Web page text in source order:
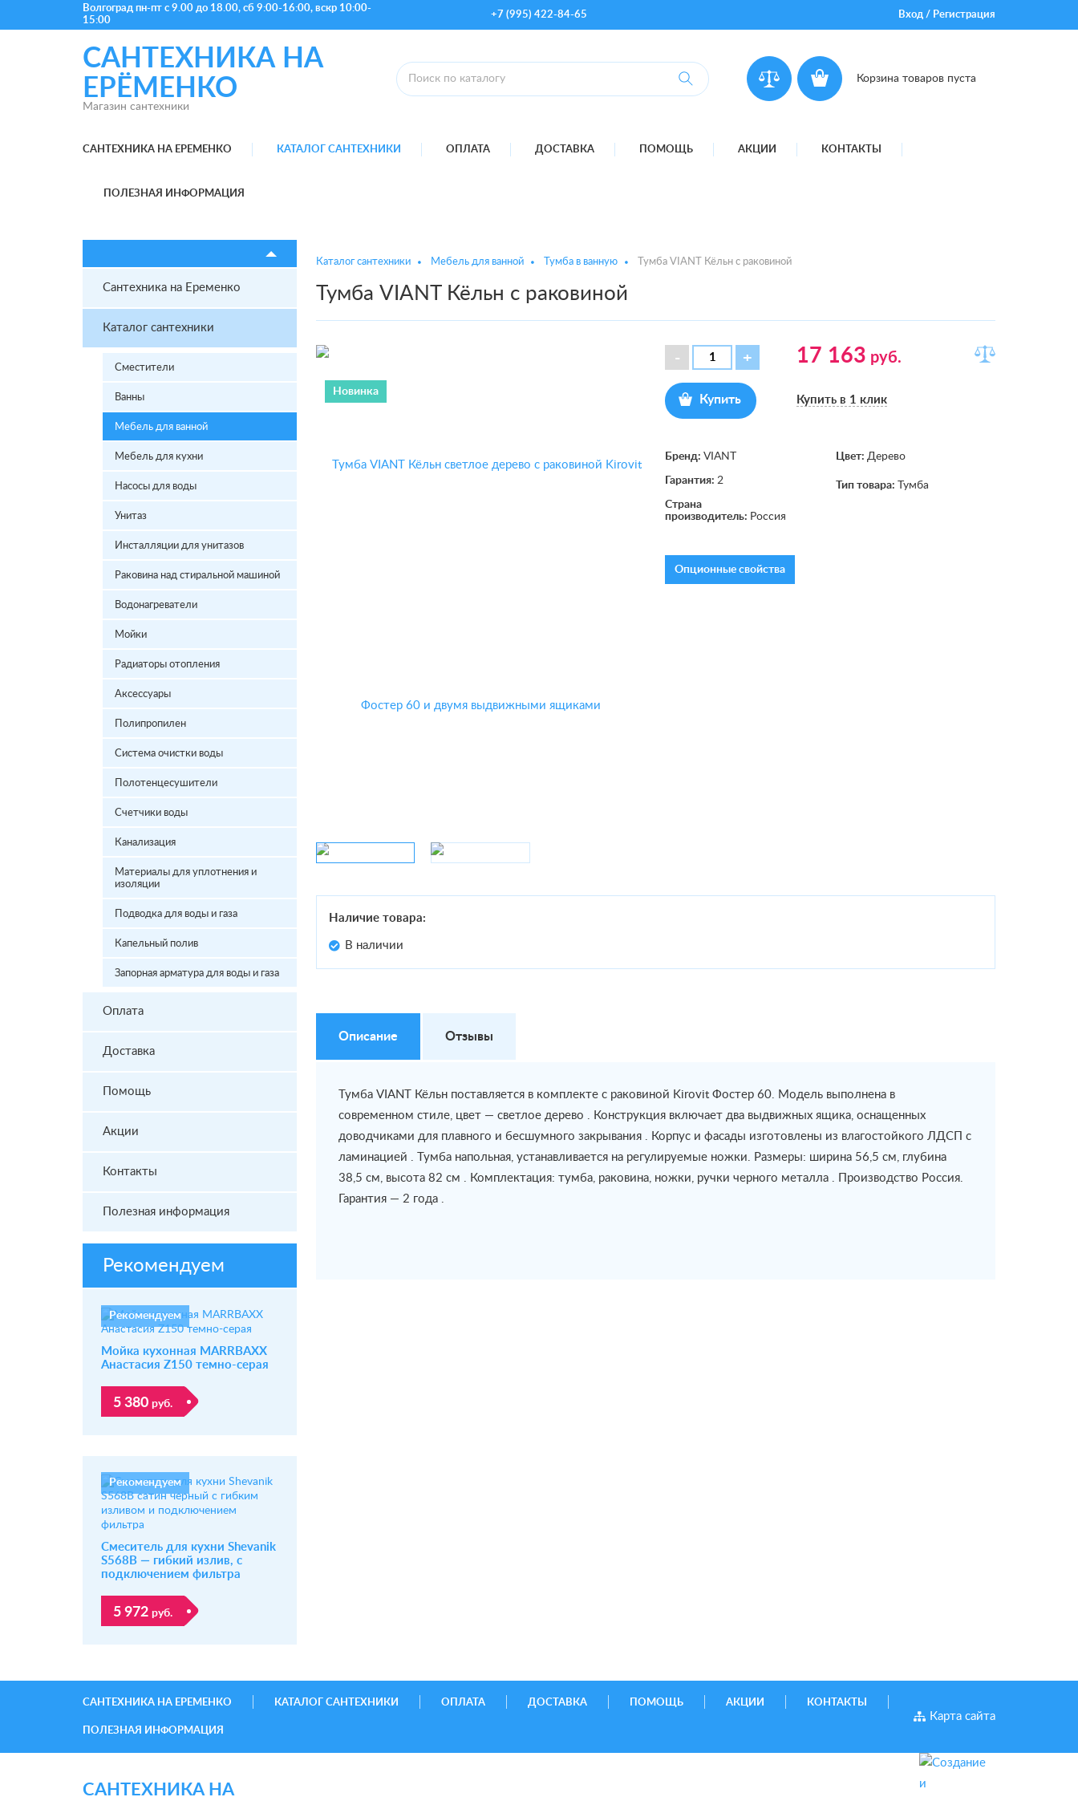
Волгоград пн-пт с 9.00 до 18.00, сб 9:00-16:00, вскр 10:00-
15:00
+7 (995) 422-84-65 Вход/ Регистрация
САНТЕХНИКА НА
ЕРЁМЕНКО
Магазин сантехники
Корзина товаров пуста
САНТЕХНИКА НА ЕРЕМЕНКО КАТАЛОГ САНТЕХНИКИ ОПЛАТА ДОСТАВКА ПОМОЩЬ АКЦИИ КОНТАКТЫ
ПОЛЕЗНАЯ ИНФОРМАЦИЯ
Сантехника на Еременко
Каталог сантехники
Сместители
Ванны
Мебель для ванной
Мебель для кухни
Насосы для воды
Унитаз
Инсталляции для унитазов
Раковина над стиральной машиной
Водонагреватели
Мойки
Радиаторы отопления
Аксессуары
Полипропилен
Система очистки воды
Полотенцесушители
Счетчики воды
Канализация
Материалы для уплотнения и
изоляции
Подводка для воды и газа
Капельный полив
Запорная арматура для воды и газа
Оплата
Доставка
Помощь
Акции
Контакты
Полезная информация
Рекомендуем
Рекомендуем
Мойка кухонная MARRBAXX
Анастасия Z150 темно-серая
5 380 руб.
Рекомендуем
Смеситель для кухни Shevanik
S568B — гибкий излив, с
подключением фильтра
5 972 руб.
Каталог сантехники Мебель для ванной Тумба в ванную Тумба VIANT Кёльн с раковиной
Тумба VIANT Кёльн с раковиной
Новинка
17 163 руб.
Купить Купить в 1 клик
Бренд:VIANT
Гарантия:2
Страна
производитель: Россия
Цвет:Дерево
Тип товара: Тумба
Опционные свойства
Наличие товара:
В наличии
Описание Отзывы
Тумба VIANT Кёльн поставляется в комплекте с раковиной Kirovit Фостер 60. Модель выполнена в
современном стиле, цвет — светлое дерево . Конструкция включает два выдвижных ящика, оснащенных
доводчиками для плавного и бесшумного закрывания . Корпус и фасады изготовлены из влагостойкого ЛДСП с
ламинацией . Тумба напольная, устанавливается на регулируемые ножки. Размеры: ширина 56,5 см, глубина
38,5 см, высота 82 см . Комплектация: тумба, раковина, ножки, ручки черного металла . Производство Россия.
Гарантия — 2 года .
САНТЕХНИКА НА ЕРЕМЕНКО КАТАЛОГ САНТЕХНИКИ ОПЛАТА ДОСТАВКА ПОМОЩЬ АКЦИИ КОНТАКТЫ
ПОЛЕЗНАЯ ИНФОРМАЦИЯ
Карта сайта
САНТЕХНИКА НА